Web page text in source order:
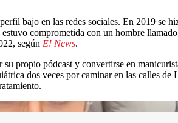
bajo en las redes sociales. En 2019 se
comprometida con un hombre
según E! News.
propio pódcast y convertirse en
dos veces por caminar en las calles de